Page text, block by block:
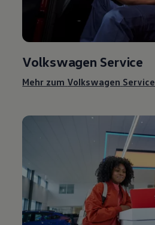
Volkswagen Service
Mehr zum Volkswagen Service